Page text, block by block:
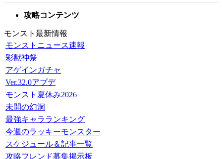
攻略コンテンツ
モンスト最新情報
モンストニュース速報
彩獣神祭
アゲインガチャ
Ver.32.0アプデ
モンスト夏休み2026
未開の幻洞
最強キャラランキング
今週のラッキーモンスター
スケジュール＆記事一覧
攻略フレンド募集掲示板